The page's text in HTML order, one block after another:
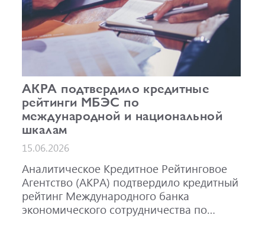
АКРА подтвердило кредитные
рейтинги МБЭС по
международной и национальной
шкалам
15.06.2026
Аналитическое Кредитное Рейтинговое
Агентство (АКРА) подтвердило кредитный
рейтинг Международного банка
экономического сотрудничества по